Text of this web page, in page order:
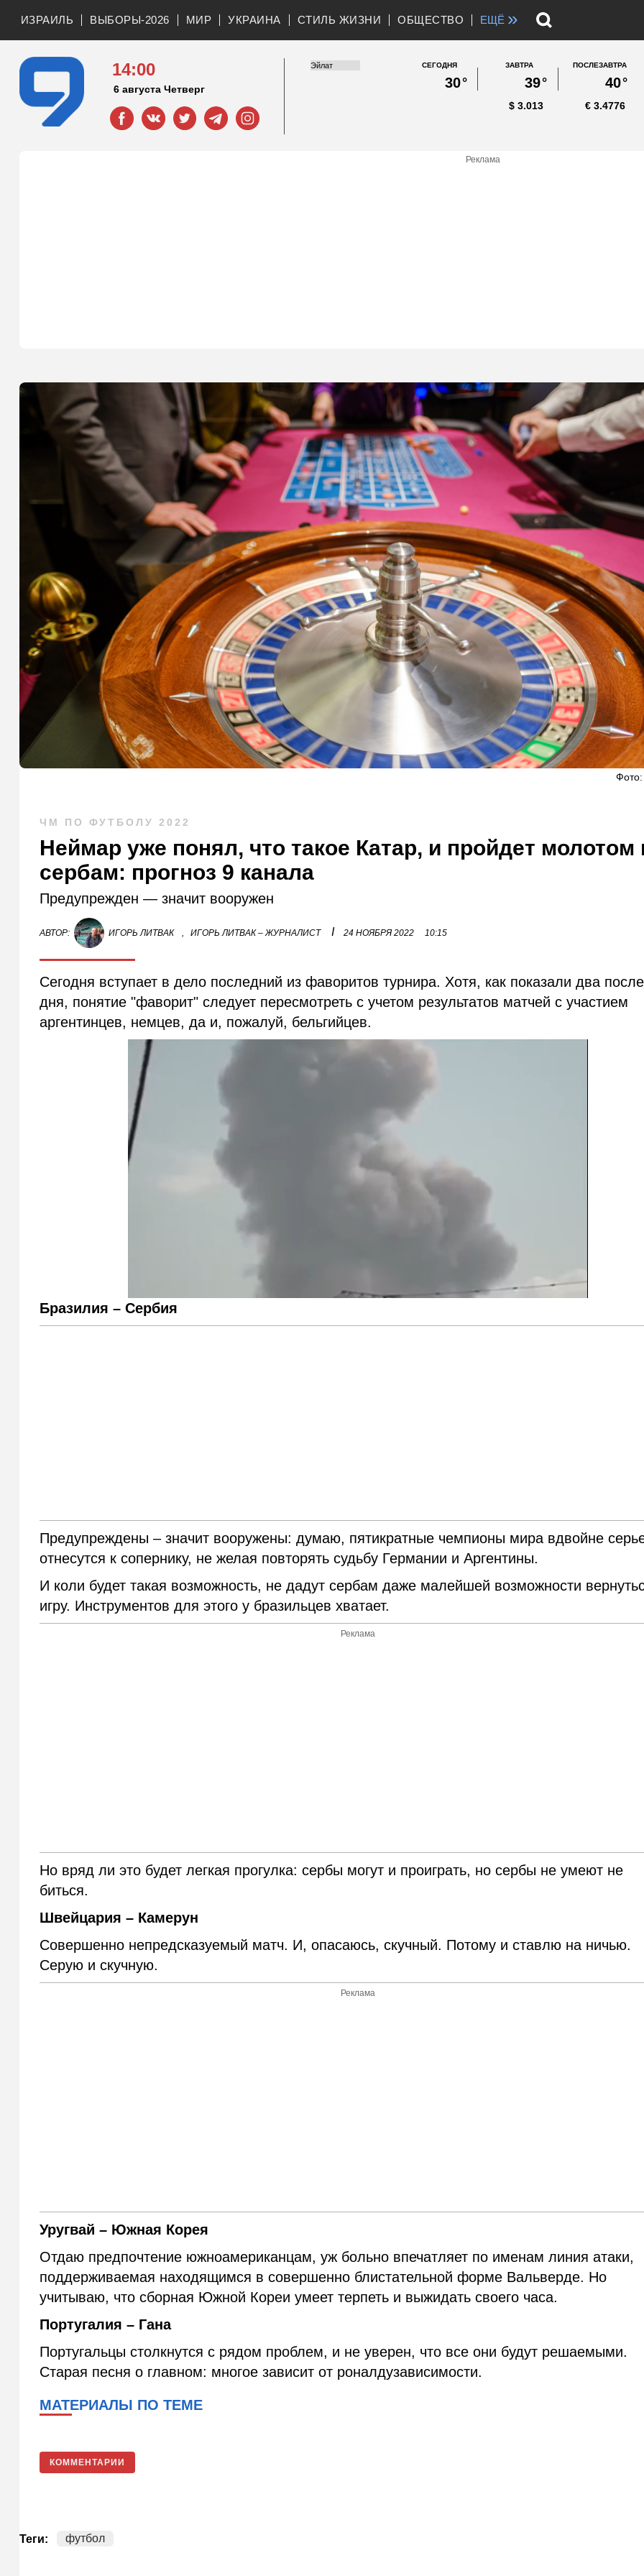
ИЗРАИЛЬ ВЫБОРЫ-2026 МИР УКРАИНА СТИЛЬ ЖИЗНИ ОБЩЕСТВО ЕЩЁ »
14:00
6 августа Четверг
СЕГОДНЯ
30°
ЗАВТРА
39°
ПОСЛЕЗАВТРА
40°
3.013
$ 3.4776
€
Реклама
Фото:
ЧМ ПО ФУТБОЛУ 2022
Неймар уже понял, что такое Катар, и пройдет молотом
сербам: прогноз 9 канала
Предупрежден — значит вооружен
АВТОР: ИГОРЬ ЛИТВАК , ИГОРЬ ЛИТВАК – ЖУРНАЛИСТ I 24 НОЯБРЯ 2022 10:15
Сегодня вступает в дело последний из фаворитов турнира. Хотя, как показали два
дня, понятие "фаворит" следует пересмотреть с учетом результатов матчей с участием
аргентинцев, немцев, да и, пожалуй, бельгийцев.
Бразилия – Сербия
Предупреждены – значит вооружены: думаю, пятикратные чемпионы мира вдвойне
отнесутся к сопернику, не желая повторять судьбу Германии и Аргентины.
И коли будет такая возможность, не дадут сербам даже малейшей возможности
игру. Инструментов для этого у бразильцев хватает.
Реклама
Но вряд ли это будет легкая прогулка: сербы могут и проиграть, но сербы не умеют не
биться.
Швейцария – Камерун
Совершенно непредсказуемый матч. И, опасаюсь, скучный. Потому и ставлю на ничью.
Серую и скучную.
Реклама
Уругвай – Южная Корея
Отдаю предпочтение южноамериканцам, уж больно впечатляет по именам линия атаки,
поддерживаемая находящимся в совершенно блистательной форме Вальверде. Но
учитываю, что сборная Южной Кореи умеет терпеть и выжидать своего часа.
Португалия – Гана
Португальцы столкнутся с рядом проблем, и не уверен, что все они будут решаемыми.
Старая песня о главном: многое зависит от роналдузависимости.
МАТЕРИАЛЫ ПО ТЕМЕ
КОММЕНТАРИИ
Теги: футбол